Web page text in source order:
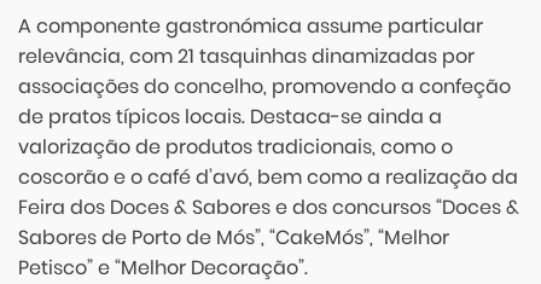
A componente gastronómica assume particular
relevância, com 21 tasquinhas dinamizadas por
associações do concelho, promovendo a confeção
de pratos típicos locais. Destaca-se ainda a
valorização de produtos tradicionais, como o
coscorão e o café d’avó, bem como a realização da
Feira dos Doces & Sabores e dos concursos “Doces &
Sabores de Porto de Mós”, “CakeMós”, “Melhor
Petisco” e “Melhor Decoração”.